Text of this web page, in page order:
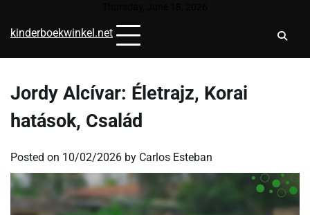
content
kinderboekwinkel.net
Jordy Alcívar: Életrajz, Korai
hatások, Család
Posted on 10/02/2026 by Carlos Esteban